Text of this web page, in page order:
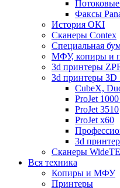
Факсы
История OKI
Сканеры Contex
Специальная
МФУ, копиры и
3d принтеры
3d принтеры 3D
CubeX,
ProJet
ProJet 3510
ProJet x60
3d
Сканеры
Вся техника
Копиры и МФУ
Принтеры